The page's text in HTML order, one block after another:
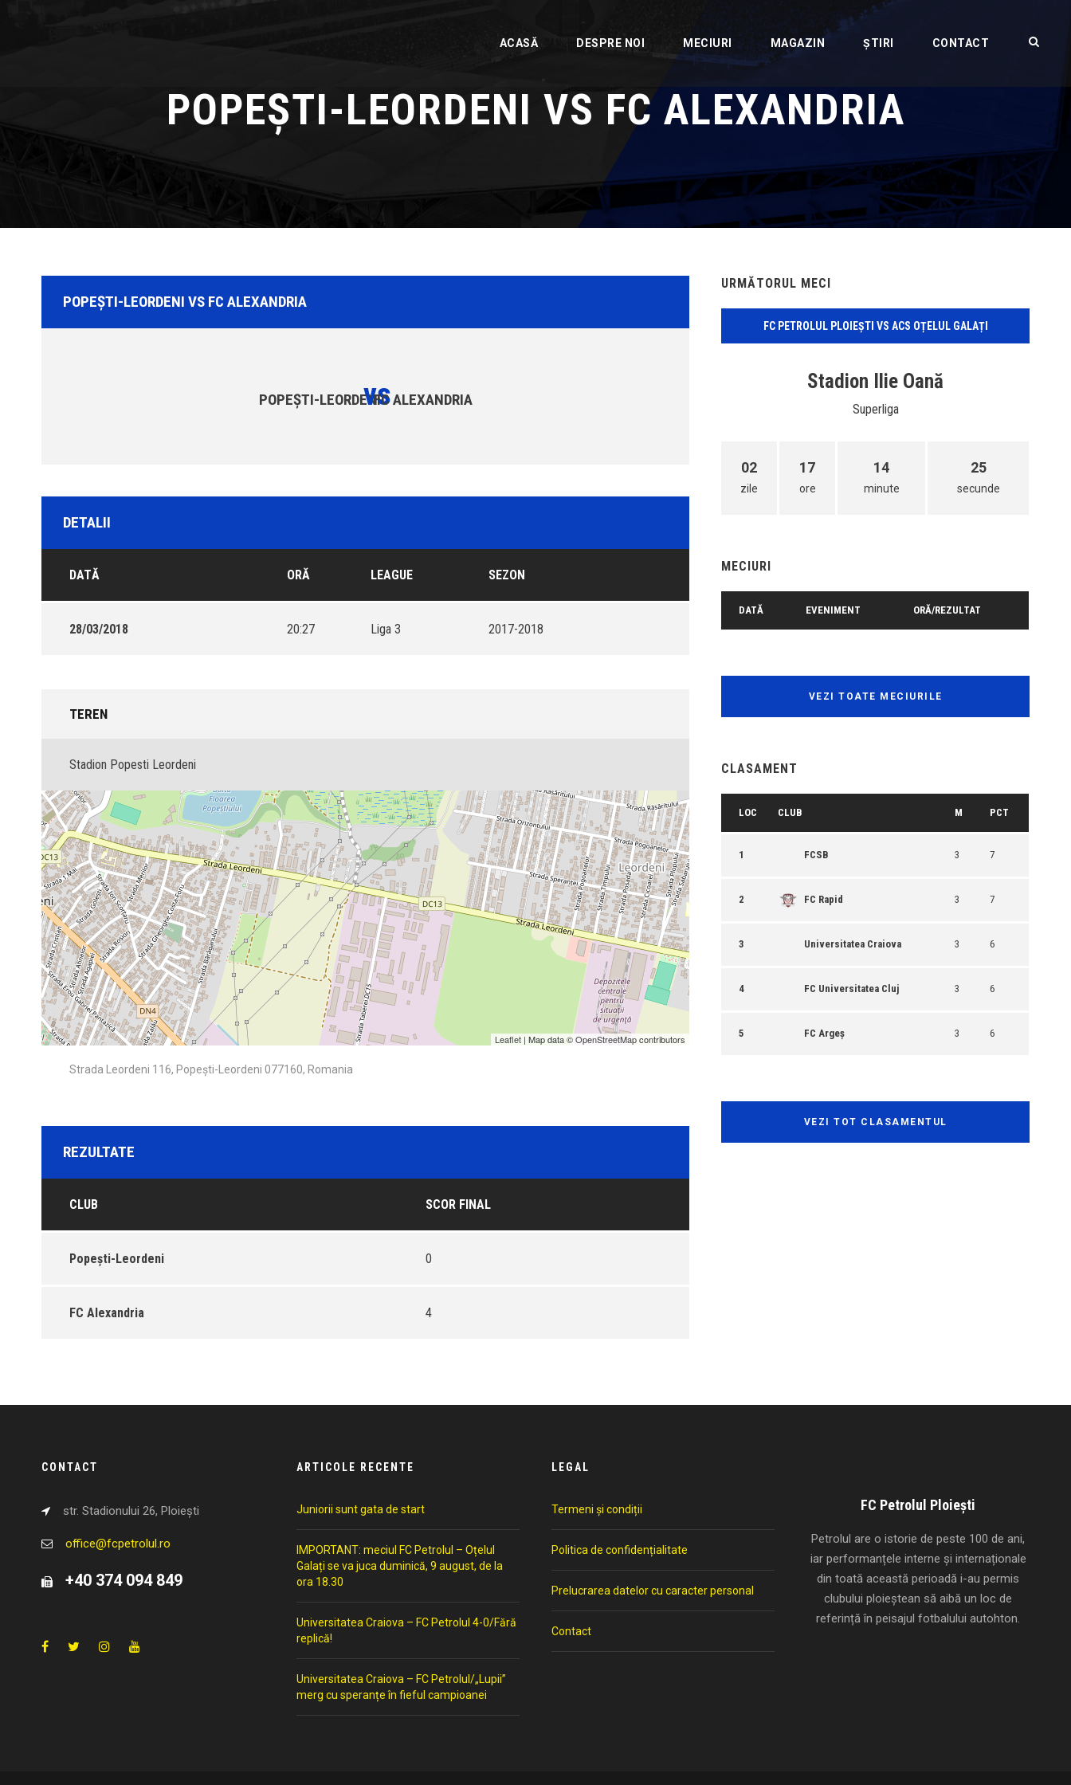
ACASĂ DESPRE NOI MECIURI MAGAZIN ȘTIRI CONTACT
POPEŞTI-LEORDENI VS FC ALEXANDRIA
POPEŞTI-LEORDENI VS FC ALEXANDRIA
POPEŞTI-LEORDENI
vs
FC ALEXANDRIA
DETALII
DATĂ ORĂ LEAGUE SEZON
28/03/2018 20:27 Liga 3 2017-2018
TEREN
Stadion Popesti Leordeni
Leaflet | Map data ©OpenStreetMapcontributors
Strada Leordeni 116, Popești-Leordeni 077160, Romania
REZULTATE
CLUB SCOR FINAL
Popeşti-Leordeni 0
FC Alexandria 4
URMĂTORUL MECI
FC PETROLUL PLOIEȘTI VS ACS OȚELUL GALAȚI
Stadion Ilie Oană
Superliga
02
zile
17
ore
14
minute
25
secunde
MECIURI
DATĂ EVENIMENT ORĂ/REZULTAT
VEZI TOATE MECIURILE
CLASAMENT
LOC CLUB M PCT
1 FCSB 3 7
2 FC Rapid 3 7
3 Universitatea Craiova 3 6
4 FC Universitatea Cluj 3 6
5 FC Argeș 3 6
VEZI TOT CLASAMENTUL
CONTACT
str. Stadionului 26, Ploiești
office@fcpetrolul.ro
+40 374 094 849
ARTICOLE RECENTE
Juniorii sunt gata de start
IMPORTANT: meciul FC Petrolul – Oțelul
Galați se va juca duminică, 9 august, de la
ora 18.30
Universitatea Craiova – FC Petrolul 4-0/Fără
replică!
Universitatea Craiova – FC Petrolul/„Lupii”
merg cu speranțe în fieful campioanei
LEGAL
Termeni și condiții
Politica de confidențialitate
Prelucrarea datelor cu caracter personal
Contact
FC Petrolul Ploiești
Petrolul are o istorie de peste 100 de ani,
iar performanțele interne și internaționale
din toată această perioadă i-au permis
clubului ploieștean să aibă un loc de
referință în peisajul fotbalului autohton.